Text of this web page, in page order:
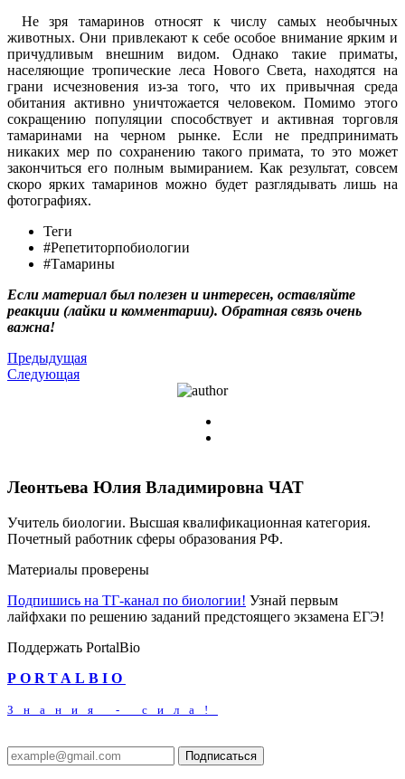
Не зря тамаринов относят к числу самых необычных
животных. Они привлекают к себе особое внимание ярким и
причудливым внешним видом. Однако такие приматы,
населяющие тропические леса Нового Света, находятся на
грани исчезновения из-за того, что их привычная среда
обитания активно уничтожается человеком. Помимо этого
сокращению популяции способствует и активная торговля
тамаринами на черном рынке. Если не предпринимать
никаких мер по сохранению такого примата, то это может
закончиться его полным вымиранием. Как результат, совсем
скоро ярких тамаринов можно будет разглядывать лишь на
фотографиях.
Теги
#Репетиторпобиологии
#Тамарины
Если материал был полезен и интересен, оставляйте
реакции (лайки и комментарии). Обратная связь очень
важна!
Предыдущая
Следующая
Леонтьева Юлия Владимировна ЧАТ
Учитель биологии. Высшая квалификационная категория.
Почетный работник сферы образования РФ.
Материалы проверены
Подпишись на ТГ-канал по биологии! Узнай первым
лайфхаки по решению заданий предстоящего экзамена ЕГЭ!
Поддержать PortalBio
PORTALBIO
Знания - сила!
Подписаться